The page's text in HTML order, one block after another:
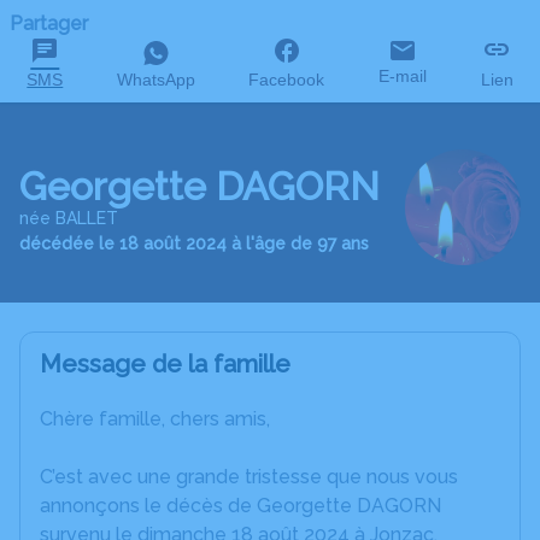
Partager
SMS WhatsApp Facebook E-mail Lien
Georgette DAGORN
née BALLET
décédée le 18 août 2024 à l'âge de 97 ans
Message de la famille
Chère famille, chers amis,
C’est avec une grande tristesse que nous vous
annonçons le décès de Georgette DAGORN
survenu le dimanche 18 août 2024 à Jonzac.